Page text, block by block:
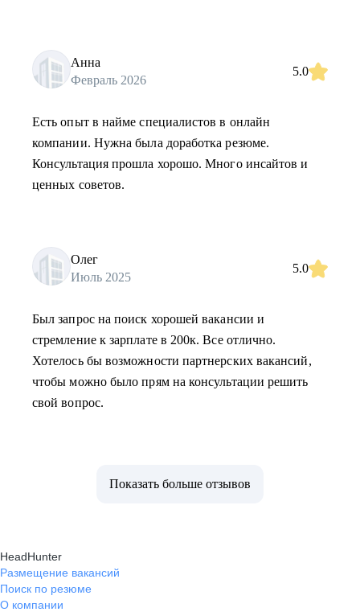
Анна
Февраль 2026
5.0
Есть опыт в найме специалистов в онлайн
компании. Нужна была доработка резюме.
Консультация прошла хорошо. Много инсайтов и
ценных советов.
Олег
Июль 2025
5.0
Был запрос на поиск хорошей вакансии и
стремление к зарплате в 200к. Все отлично.
Хотелось бы возможности партнерских вакансий,
чтобы можно было прям на консультации решить
свой вопрос.
Показать больше отзывов
HeadHunter
Размещение вакансий
Поиск по резюме
О компании